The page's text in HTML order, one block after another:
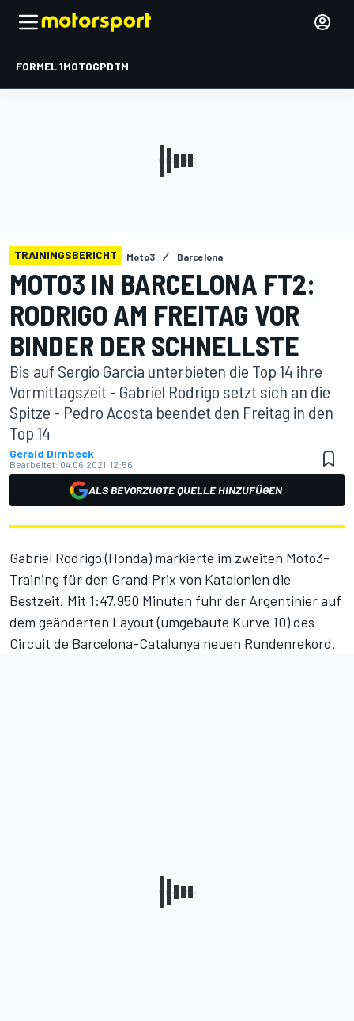
FORMEL 1MOTOGPDTM
TRAININGSBERICHT Moto3 Barcelona
MOTO3 IN BARCELONA FT2:
RODRIGO AM FREITAG VOR
BINDER DER SCHNELLSTE
Bis auf Sergio Garcia unterbieten die Top 14 ihre
Vormittagszeit - Gabriel Rodrigo setzt sich an die
Spitze - Pedro Acosta beendet den Freitag in den
Top 14
Gerald Dirnbeck
Bearbeitet: 04.06.2021, 12:56
ALS BEVORZUGTE QUELLE HINZUFÜGEN
Gabriel Rodrigo (Honda) markierte im zweiten Moto3-
Training für den Grand Prix von Katalonien die
Bestzeit. Mit 1:47.950 Minuten fuhr der Argentinier auf
dem geänderten Layout (umgebaute Kurve 10) des
Circuit de Barcelona-Catalunya neuen Rundenrekord.